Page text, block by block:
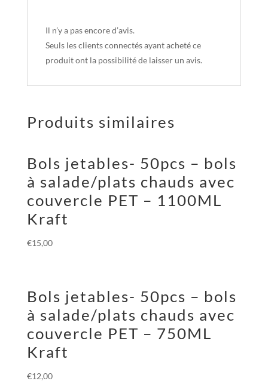
Il n’y a pas encore d’avis.
Seuls les clients connectés ayant acheté ce
produit ont la possibilité de laisser un avis.
Produits similaires
Bols jetables- 50pcs – bols
à salade/plats chauds avec
couvercle PET – 1100ML
Kraft
€15,00
Bols jetables- 50pcs – bols
à salade/plats chauds avec
couvercle PET – 750ML
Kraft
€12,00